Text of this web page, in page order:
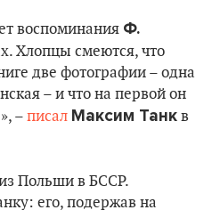
воспоминания Ф.
Хлопцы смеются, что
две фотографии – одна
– и что на первой он
– писал Максим Танк в
Польши в БССР.
его, подержав на